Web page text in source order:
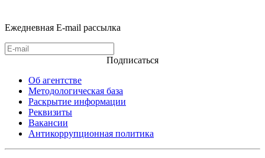
Ежедневная E-mail рассылка
Подписаться
Об агентстве
Методологическая база
Раскрытие информации
Реквизиты
Вакансии
Антикоррупционная политика